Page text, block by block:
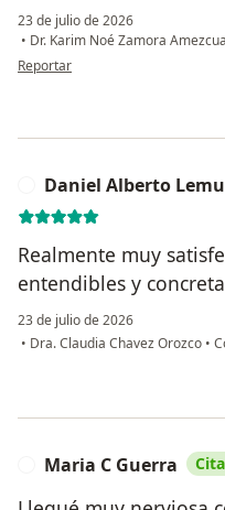
23 de julio de 2026
• Dr. Karim Noé Zamora Amezcua
en opinión del usuario Magali
Reportar
Daniel Alberto
Realmente muy
entendibles y
23 de julio de 2026
• Dra. Claudia Chavez Orozco •
Maria C Guerra